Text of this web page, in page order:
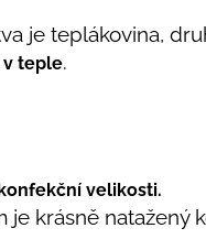
je teplákovina,
v teple.
konfekční velikosti.
krásně natažený